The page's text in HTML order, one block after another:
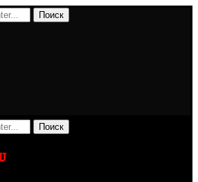
Поиск
Поиск